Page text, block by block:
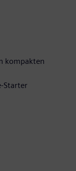
kompakten
Starter